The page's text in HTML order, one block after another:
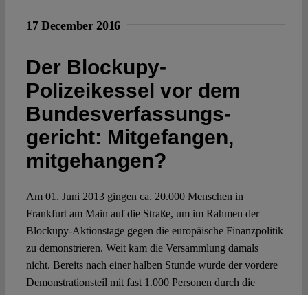
Spotlight
17 December 2016
Der Blockupy-
Polizeikessel vor dem
Bundesverfassungs­
gericht: Mitgefangen,
mitgehangen?
Am 01. Juni 2013 gingen ca. 20.000 Menschen in
Frankfurt am Main auf die Straße, um im Rahmen der
Blockupy-Aktionstage gegen die europäische Finanzpolitik
zu demonstrieren. Weit kam die Versammlung damals
nicht. Bereits nach einer halben Stunde wurde der vordere
Demonstrationsteil mit fast 1.000 Personen durch die